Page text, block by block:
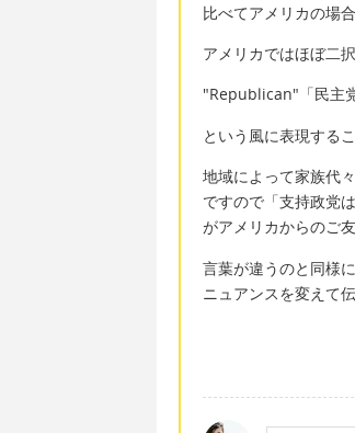
比べてアメリカの場
アメリカではほぼ二
"Republican"「民主
という風に表現する
地域によって家族代
ですので「支持政党
がアメリカからのご
言葉が違うのと同様
ニュアンスを変えて